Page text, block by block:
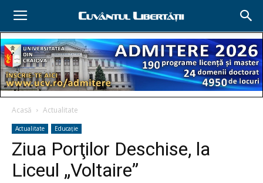
Acasă Actualitate
Actualitate Educație
Ziua Porţilor Deschise, la
Liceul „Voltaire”